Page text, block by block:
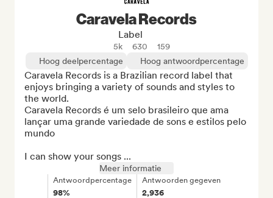
Caravela Records
Label
5k 630
159
Hoog deelpercentage
Hoog antwoordpercentage
Caravela Records is a Brazilian record label that
enjoys bringing a variety of sounds and styles to
the world.
Caravela Records é um selo brasileiro que ama
lançar uma grande variedade de sons e estilos pelo
mundo
I can show your songs ...
Meer informatie
Antwoordpercentage
98%
Antwoorden gegeven
2,936